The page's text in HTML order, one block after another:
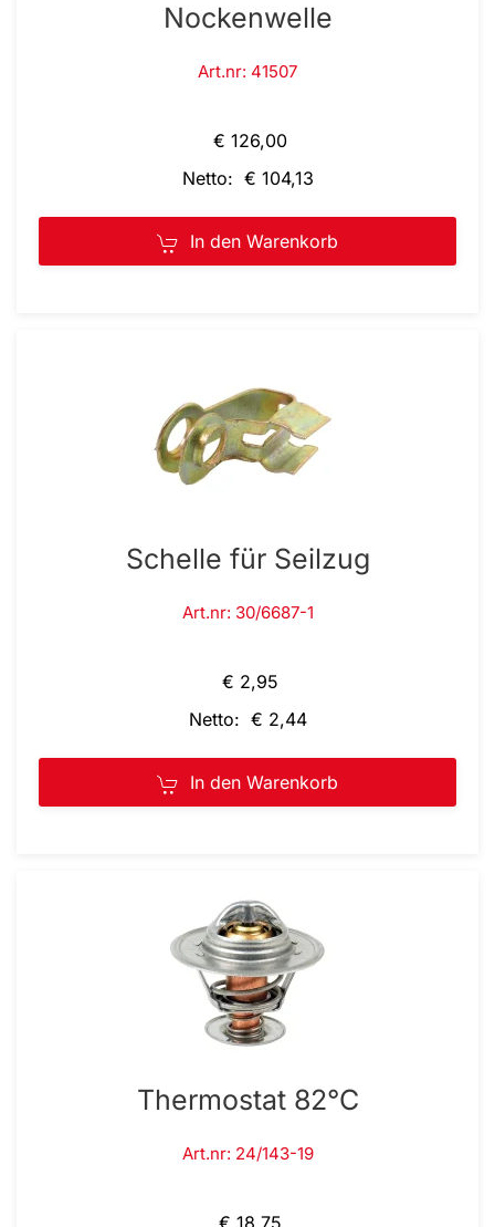
Nockenwelle
Art.nr: 41507
€ 126,00
Netto: € 104,13
In den Warenkorb
Schelle für Seilzug
Art.nr: 30/6687-1
€ 2,95
Netto: € 2,44
In den Warenkorb
Thermostat 82°C
Art.nr: 24/143-19
€ 18,75